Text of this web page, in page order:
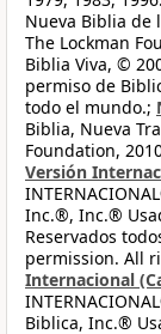
Nueva Biblia de
The Lockman
Biblia Viva, ©
permiso de
todo el mundo.;
Biblia, Nueva
Foundation,
Versión
Inc.®, Inc.®
Reservados
permission. All
Internacional
Biblica, Inc.®